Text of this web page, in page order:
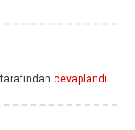
tarafından cevaplandı